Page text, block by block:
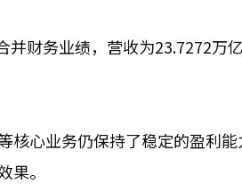
并财务业绩，营收为23.7272万
核心业务仍保持了稳定的盈利
果。